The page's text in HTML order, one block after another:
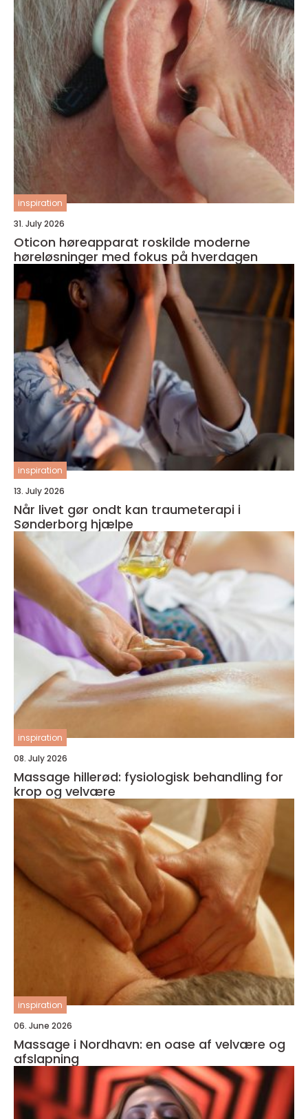
inspiration
31. July 2026
Oticon høreapparat roskilde moderne
høreløsninger med fokus på hverdagen
inspiration
13. July 2026
Når livet gør ondt kan traumeterapi i
Sønderborg hjælpe
inspiration
08. July 2026
Massage hillerød: fysiologisk behandling for
krop og velvære
inspiration
06. June 2026
Massage i Nordhavn: en oase af velvære og
afslapning